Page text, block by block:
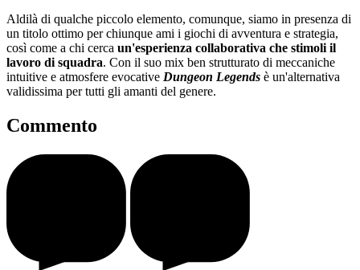
Aldilà di qualche piccolo elemento, comunque, siamo in presenza di
un titolo ottimo per chiunque ami i giochi di avventura e strategia,
così come a chi cerca un'esperienza collaborativa che stimoli il
lavoro di squadra. Con il suo mix ben strutturato di meccaniche
intuitive e atmosfere evocative Dungeon Legends è un'alternativa
validissima per tutti gli amanti del genere.
Commento